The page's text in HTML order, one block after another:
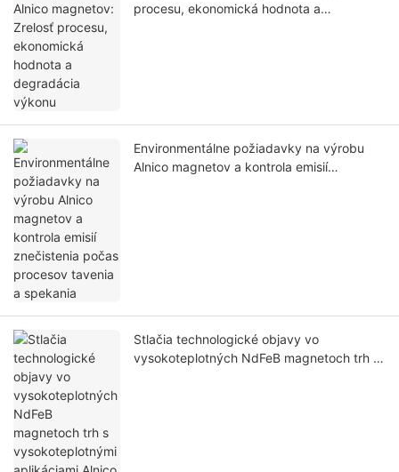
procesu, ekonomická hodnota a
Environmentálne požiadavky na výrobu
Alnico magnetov a kontrola emisií
Stlačia technologické objavy vo
vysokoteplotných NdFeB magnetoch trh s